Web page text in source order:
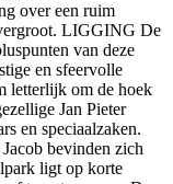
over een ruim
LIGGING De
van deze
en sfeervolle
letterlijk om de hoek
Jan Pieter
en speciaalzaken.
bevinden zich
ligt op korte